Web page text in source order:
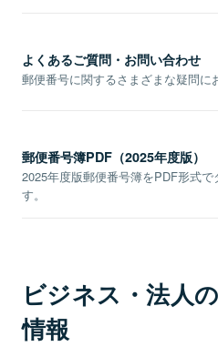
よくあるご質問・お問い合わせ
郵便番号に関するさまざまな疑問に
郵便番号簿PDF（2025年度版）
2025年度版郵便番号簿をPDF形式で
す。
ビジネス・法人
情報